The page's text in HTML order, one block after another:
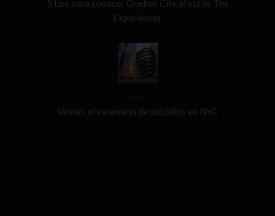
5 tips para conocer Quebec City al estilo The
Experiencer
Vessel, el escenario de suicidios en NYC